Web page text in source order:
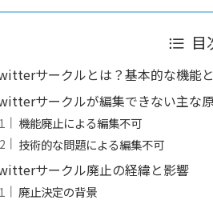
目
サークルとは？基本的な機能
サークルが編集できない主な
機能廃止による編集不可
技術的な問題による編集不可
サークル廃止の経緯と影響
廃止決定の背景